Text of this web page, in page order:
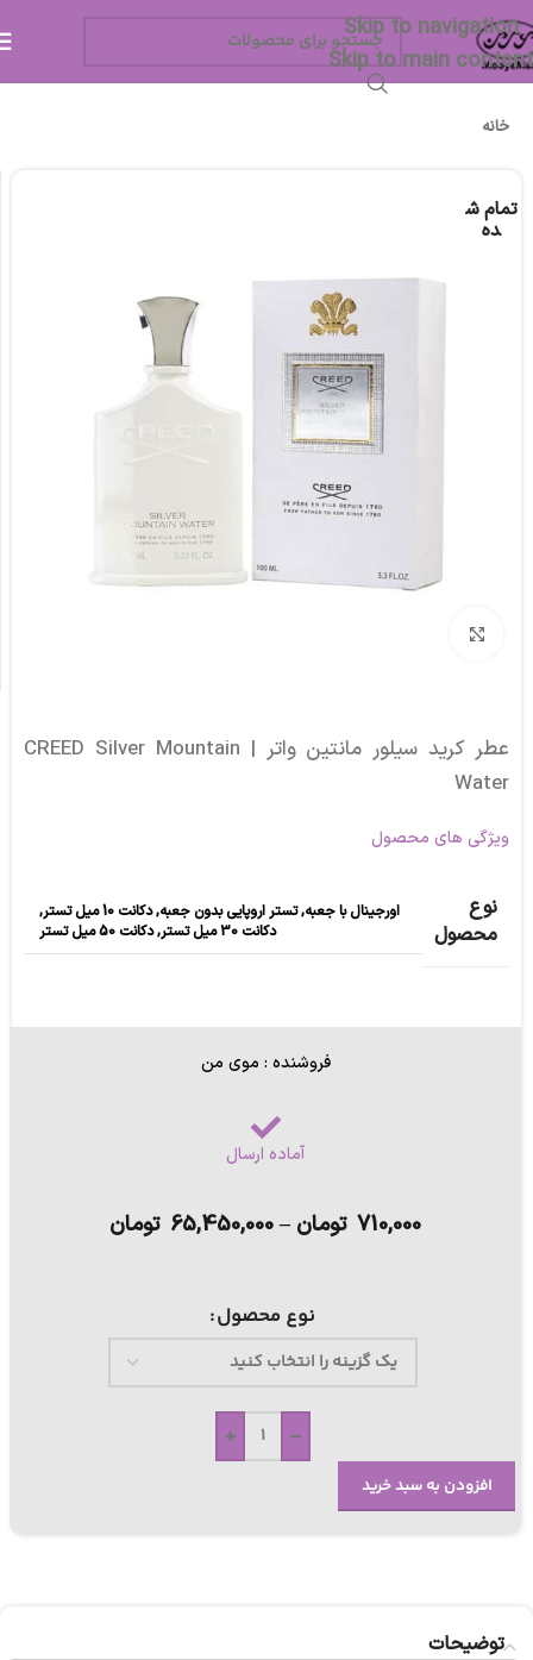
Skip to navigation
Skip to main content
خانه
تمام ش
ده
عطر کرید سیلور مانتین واتر | CREED Silver Mountain
Water
ویژگی های محصول
نوع
محصول
اورجینال با جعبه,تستر اروپایی بدون جعبه,دکانت 10 میل تستر
,
دکانت 30 میل تستر
,دکانت 50 میل تستر
فروشنده : موی من
آماده ارسال
710,000 تومان –
65,450,000 تومان
نوع محصول
-
+
افزودن به سبد خرید
توضیحات